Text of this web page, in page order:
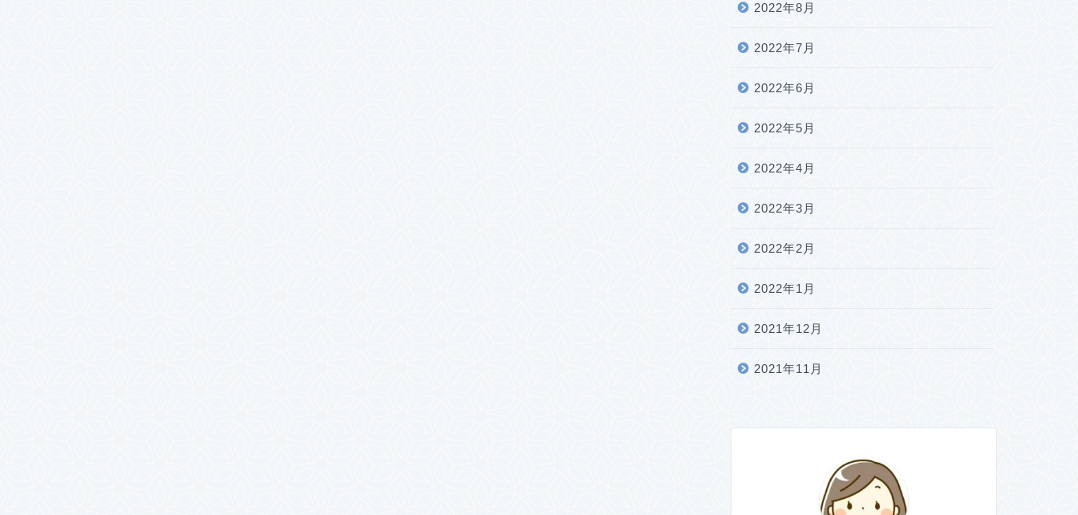
2022年8月
2022年7月
2022年6月
2022年5月
2022年4月
2022年3月
2022年2月
2022年1月
2021年12月
2021年11月